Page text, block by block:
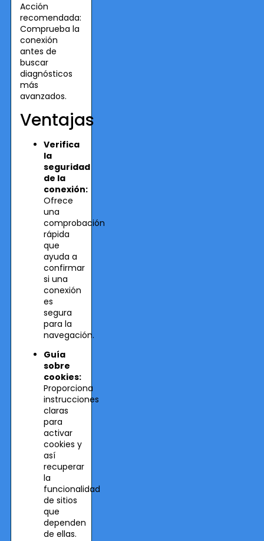
Acción
recomendada:
Comprueba la
conexión
antes de
buscar
diagnósticos
más
avanzados.
Ventajas
Verifica
la
seguridad
de la
conexión:
Ofrece
una
comprobación
rápida
que
ayuda a
confirmar
si una
conexión
es
segura
para la
navegación.
Guía
sobre
cookies:
Proporciona
instrucciones
claras
para
activar
cookies y
así
recuperar
la
funcionalidad
de sitios
que
dependen
de ellas.